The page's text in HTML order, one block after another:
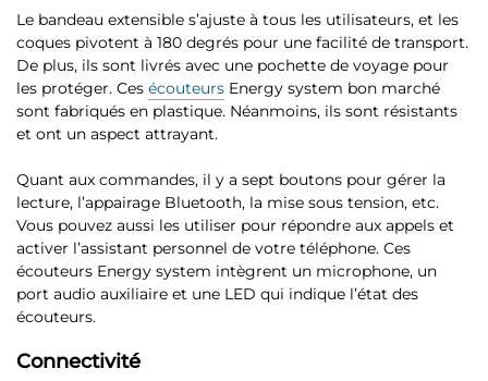
Le bandeau extensible s’ajuste à tous les utilisateurs, et les
coques pivotent à 180 degrés pour une facilité de transport.
De plus, ils sont livrés avec une pochette de voyage pour
les protéger. Ces écouteurs Energy system bon marché
sont fabriqués en plastique. Néanmoins, ils sont résistants
et ont un aspect attrayant.
Quant aux commandes, il y a sept boutons pour gérer la
lecture, l’appairage Bluetooth, la mise sous tension, etc.
Vous pouvez aussi les utiliser pour répondre aux appels et
activer l’assistant personnel de votre téléphone. Ces
écouteurs Energy system intègrent un microphone, un
port audio auxiliaire et une LED qui indique l’état des
écouteurs.
Connectivité